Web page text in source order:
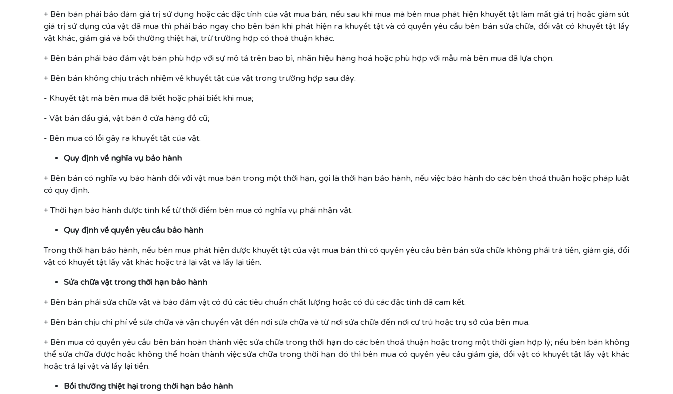
+ Bên bán phải bảo đảm giá trị sử dụng hoặc các đặc tính của vật mua bán; nếu sau khi mua mà bên mua phát hiện khuyết tật làm mất giá trị hoặc giảm sút
giá trị sử dụng của vật đã mua thì phải báo ngay cho bên bán khi phát hiện ra khuyết tật và có quyền yêu cầu bên bán sửa chữa, đổi vật có khuyết tật lấy
vật khác, giảm giá và bồi thường thiệt hại, trừ trường hợp có thoả thuận khác.
+ Bên bán phải bảo đảm vật bán phù hợp với sự mô tả trên bao bì, nhãn hiệu hàng hoá hoặc phù hợp với mẫu mà bên mua đã lựa chọn.
+ Bên bán không chịu trách nhiệm về khuyết tật của vật trong trường hợp sau đây:
- Khuyết tật mà bên mua đã biết hoặc phải biết khi mua;
- Vật bán đấu giá, vật bán ở cửa hàng đồ cũ;
- Bên mua có lỗi gây ra khuyết tật của vật.
Quy định về nghĩa vụ bảo hành
+ Bên bán có nghĩa vụ bảo hành đối với vật mua bán trong một thời hạn, gọi là thời hạn bảo hành, nếu việc bảo hành do các bên thoả thuận hoặc pháp luật
có quy định.
+ Thời hạn bảo hành được tính kể từ thời điểm bên mua có nghĩa vụ phải nhận vật.
Quy định về quyền yêu cầu bảo hành
Trong thời hạn bảo hành, nếu bên mua phát hiện được khuyết tật của vật mua bán thì có quyền yêu cầu bên bán sửa chữa không phải trả tiền, giảm giá, đổi
vật có khuyết tật lấy vật khác hoặc trả lại vật và lấy lại tiền.
Sửa chữa vật trong thời hạn bảo hành
+ Bên bán phải sửa chữa vật và bảo đảm vật có đủ các tiêu chuẩn chất lượng hoặc có đủ các đặc tính đã cam kết.
+ Bên bán chịu chi phí về sửa chữa và vận chuyển vật đến nơi sửa chữa và từ nơi sửa chữa đến nơi cư trú hoặc trụ sở của bên mua.
+ Bên mua có quyền yêu cầu bên bán hoàn thành việc sửa chữa trong thời hạn do các bên thoả thuận hoặc trong một thời gian hợp lý; nếu bên bán không
thể sửa chữa được hoặc không thể hoàn thành việc sửa chữa trong thời hạn đó thì bên mua có quyền yêu cầu giảm giá, đổi vật có khuyết tật lấy vật khác
hoặc trả lại vật và lấy lại tiền.
Bồi thường thiệt hại trong thời hạn bảo hành